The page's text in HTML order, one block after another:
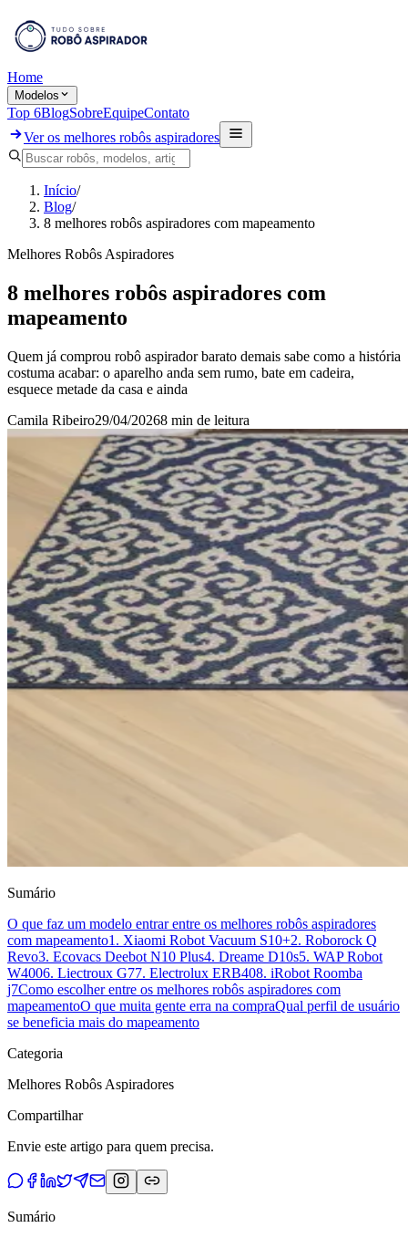
Home
Modelos
Top 6BlogSobreEquipeContato
Ver os melhores robôs aspiradores
Início/
Blog/
8 melhores robôs aspiradores com mapeamento
Melhores Robôs Aspiradores
8 melhores robôs aspiradores com
mapeamento
Quem já comprou robô aspirador barato demais sabe como a história
costuma acabar: o aparelho anda sem rumo, bate em cadeira,
esquece metade da casa e ainda
Camila Ribeiro29/04/20268 min de leitura
Sumário
O que faz um modelo entrar entre os melhores robôs aspiradores
com mapeamento1. Xiaomi Robot Vacuum S10+2. Roborock Q
Revo3. Ecovacs Deebot N10 Plus4. Dreame D10s5. WAP Robot
W4006. Liectroux G77. Electrolux ERB408. iRobot Roomba
j7Como escolher entre os melhores robôs aspiradores com
mapeamentoO que muita gente erra na compraQual perfil de usuário
se beneficia mais do mapeamento
Categoria
Melhores Robôs Aspiradores
Compartilhar
Envie este artigo para quem precisa.
Sumário